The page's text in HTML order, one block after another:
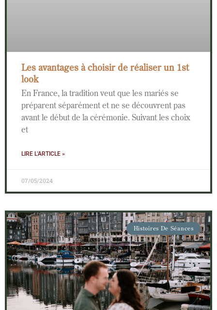
Les avantages à choisir de réaliser un 1st
look
En France, la tradition veut que les mariés se
préparent séparément et ne se découvrent pas
avant le début de la cérémonie. Suivant les choix
et
LIRE L'ARTICLE »
07/05/2024
Histoires De Séances